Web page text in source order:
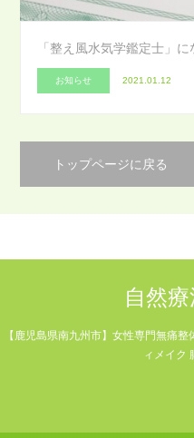
「整え風水気学鑑定士」に
お知らせ 2021.01.12
トップページに戻る
自然
【鹿児島県南九州市】女性専門無痛
ィメイク